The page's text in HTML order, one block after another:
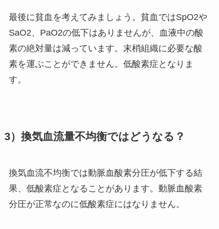
最後に貧血を考えてみましょう。貧血ではSpO2や
SaO2、PaO2の低下はありませんが、血液中の酸
素の絶対量は減っています。末梢組織に必要な酸
素を運ぶことができません。低酸素症となりま
す。
3）換気血流量不均衡ではどうなる？
換気血流不均衡では動脈血酸素分圧が低下する結
果、低酸素症となることがあります。動脈血酸素
分圧が正常なのに低酸素症にはなりません。